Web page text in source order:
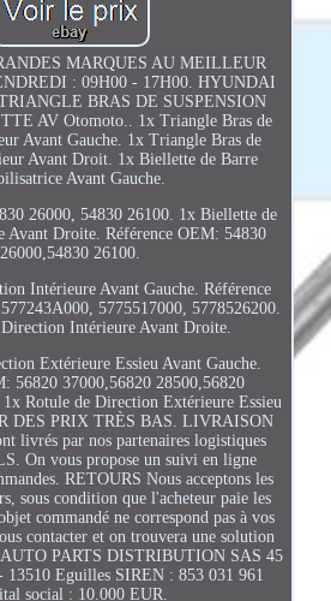
MARQUES AU MEILLEUR
: 09H00 - 17H00. HYUNDAI
BRAS DE SUSPENSION
AV Otomoto.. 1x Triangle Bras de
Avant Gauche. 1x Triangle Bras de
Avant Droit. 1x Biellette de Barre
Avant Gauche.
26000, 54830 26100. 1x Biellette de
Avant Droite. Référence OEM: 54830
26000,54830 26100.
Intérieure Avant Gauche. Référence
5775517000, 5778526200.
Intérieure Avant Droite.
Extérieure Essieu Avant Gauche.
56820 37000,56820 28500,56820
Rotule de Direction Extérieure Essieu
DES PRIX TRÈS BAS. LIVRAISON
livrés par nos partenaires logistiques
On vous propose un suivi en ligne
RETOURS Nous acceptons les
sous condition que l'acheteur paie les
commandé ne correspond pas à vos
contacter et on trouvera une solution
AUTO PARTS DISTRIBUTION SAS 45
13510 Eguilles SIREN : 853 031 961
social : 10.000 EUR.